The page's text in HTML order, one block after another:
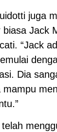
juga
biasa Jack
“Jack
Dia